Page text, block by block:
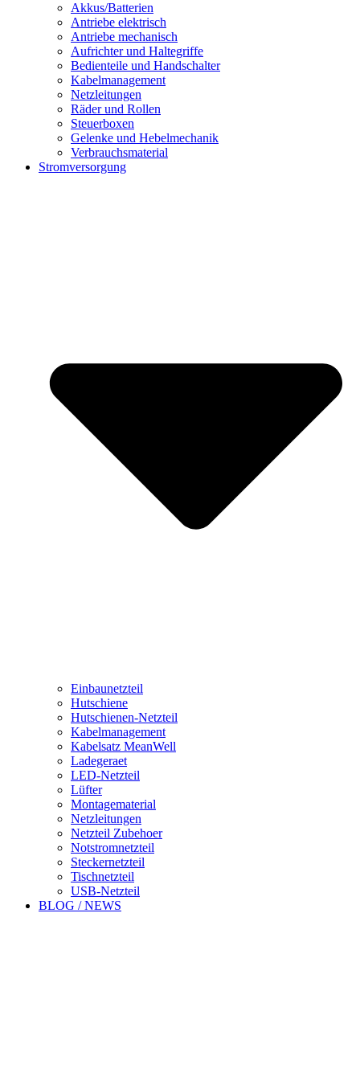
Akkus/Batterien
Antriebe elektrisch
Antriebe mechanisch
Aufrichter und Haltegriffe
Bedienteile und Handschalter
Kabelmanagement
Netzleitungen
Räder und Rollen
Steuerboxen
Gelenke und Hebelmechanik
Verbrauchsmaterial
Stromversorgung
Einbaunetzteil
Hutschiene
Hutschienen-Netzteil
Kabelmanagement
Kabelsatz MeanWell
Ladegeraet
LED-Netzteil
Lüfter
Montagematerial
Netzleitungen
Netzteil Zubehoer
Notstromnetzteil
Steckernetzteil
Tischnetzteil
USB-Netzteil
BLOG / NEWS